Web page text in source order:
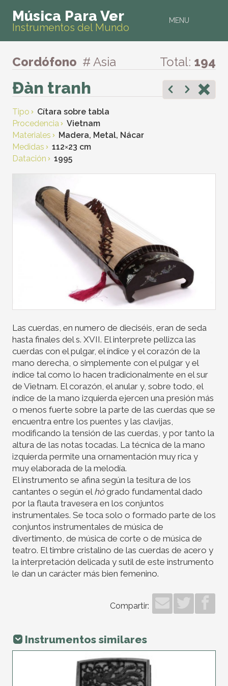
MENU
Música Para Ver
Instrumentos del Mundo
Cordófono # Asia Total: 194
Đàn tranh
Tipo
Cítara sobre tabla
Procedencia
Vietnam
Materiales
Madera, Metal, Nácar
Medidas
112×23 cm
Datación
1995
Las cuerdas, en numero de dieciséis, eran de seda
hasta finales del s. XVII. El interprete pellizca las
cuerdas con el pulgar, el índice y el corazón de la
mano derecha, o simplemente con el pulgar y el
índice tal como lo hacen tradicionalmente en el sur
de Vietnam. El corazón, el anular y, sobre todo, el
índice de la mano izquierda ejercen una presión más
o menos fuerte sobre la parte de las cuerdas que se
encuentra entre los puentes y las clavijas,
modificando la tensión de las cuerdas, y por tanto la
altura de las notas tocadas. La técnica de la mano
izquierda permite una ornamentación muy rica y
muy elaborada de la melodía.
El instrumento se afina según la tesitura de los
cantantes o según el hògrado fundamental dado
por la flauta travesera en los conjuntos
instrumentales. Se toca solo o formado parte de los
conjuntos instrumentales de música de
divertimento, de música de corte o de música de
teatro. El timbre cristalino de las cuerdas de acero y
la interpretación delicada y sutil de este instrumento
le dan un carácter más bien femenino.
Compartir:
Instrumentos similares